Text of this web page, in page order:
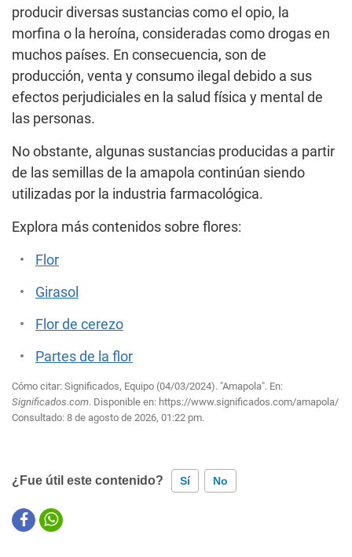
producir diversas sustancias como el opio, la
morfina o la heroína, consideradas como drogas en
muchos países. En consecuencia, son de
producción, venta y consumo ilegal debido a sus
efectos perjudiciales en la salud física y mental de
las personas.
No obstante, algunas sustancias producidas a partir
de las semillas de la amapola continúan siendo
utilizadas por la industria farmacológica.
Explora más contenidos sobre flores:
Flor
Girasol
Flor de cerezo
Partes de la flor
Cómo citar: Significados, Equipo (04/03/2024). "Amapola". En:
Significados.com. Disponible en: https://www.significados.com/amapola/
Consultado: 8 de agosto de 2026, 01:22 pm.
¿Fue útil este contenido? Sí No
Este contenido contiene información incorrecta